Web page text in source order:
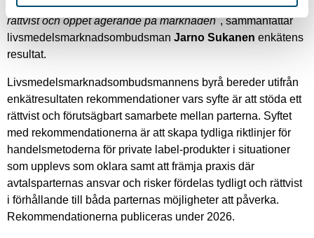
notera att företagen önskar att tillsynsmyndigheten stöder
rättvist och öppet agerande på marknaden", sammanfattar
livsmedelsmarknadsombudsman Jarno Sukanen enkätens
resultat.
Livsmedelsmarknadsombudsmannens byrå bereder utifrån
enkätresultaten rekommendationer vars syfte är att stöda ett
rättvist och förutsägbart samarbete mellan parterna. Syftet
med rekommendationerna är att skapa tydliga riktlinjer för
handelsmetoderna för private label-produkter i situationer
som upplevs som oklara samt att främja praxis där
avtalsparternas ansvar och risker fördelas tydligt och rättvist
i förhållande till båda parternas möjligheter att påverka.
Rekommendationerna publiceras under 2026.